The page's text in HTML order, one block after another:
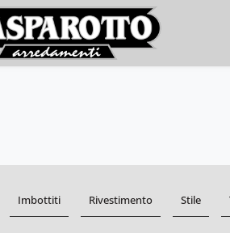
Imbottiti Rivestimento Stile